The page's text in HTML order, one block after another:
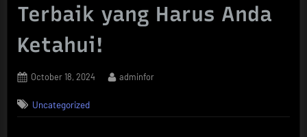
Terbaik yang Harus Anda
Ketahui!
Posted
October 18, 2024 By
adminfor
Uncategorized